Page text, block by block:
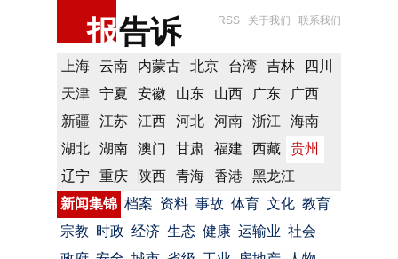
报告诉 RSS 关于我们 联系我们
上海 云南 内蒙古 北京 台湾 吉林
四川
天津
宁夏 安徽 山东 山西 广东
广西
新疆
江苏 江西 河北 河南 浙江
海南
湖北
湖南 澳门 甘肃 福建 西藏
贵州
辽宁
重庆 陕西 青海 香港
黑龙江
新闻集锦 档案 资料 事故 体育 文化 教育
宗教 时政 经济 生态 健康 运输业 社会